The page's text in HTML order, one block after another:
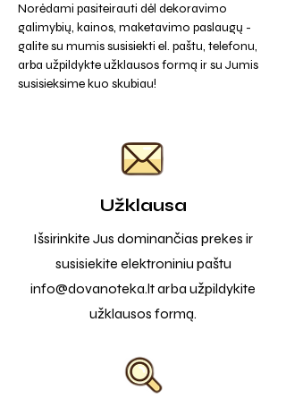
Norėdami pasiteirauti dėl dekoravimo
galimybių, kainos, maketavimo paslaugų -
galite su mumis susisiekti el. paštu, telefonu,
arba užpildykte užklausos formą ir su Jumis
susisieksime kuo skubiau!
Užklausa
Išsirinkite Jus dominančias prekes ir
susisiekite elektroniniu paštu
info@dovanoteka.ltarba užpildykite
užklausos formą.